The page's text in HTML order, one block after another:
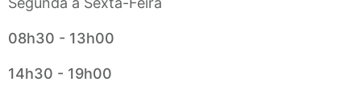
08h30 - 13h00
14h30 - 19h00